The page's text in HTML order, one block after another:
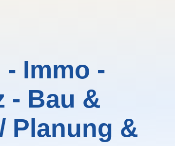
Immo -
- Bau &
Planung &